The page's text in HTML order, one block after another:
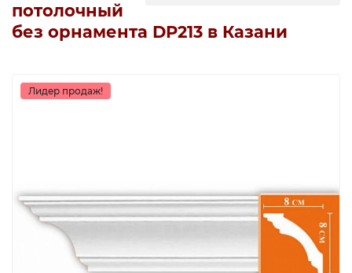
потолочный
без орнамента DP213 в Казани
Лидер продаж!